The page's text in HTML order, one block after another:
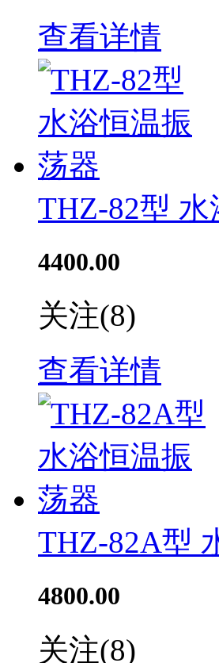
查看详情
THZ-82型
4400.00
关注(8)
查看详情
THZ-82A型
4800.00
关注(8)